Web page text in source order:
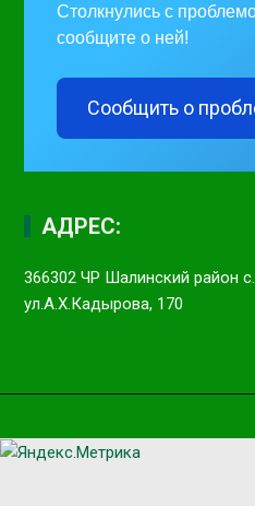
Столкнулись с
сообщите о ней!
Сообщить о
АДРЕС:
366302 ЧР Шалинский район
ул.А.Х.Кадырова, 170